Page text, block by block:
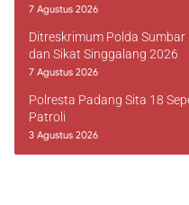
7 Agustus 2026
Ditreskrimum Polda
dan Sikat Singgalang 2026
7 Agustus 2026
Polresta Padang Sita 18
Patroli
3 Agustus 2026